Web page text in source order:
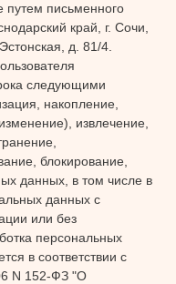
путем письменного
край, г. Сочи,
д. 81/4.
следующими
накопление,
извлечение,
блокирование,
данных, в том числе в
данных с
или без
персональных
в соответствии с
N 152-ФЗ "О